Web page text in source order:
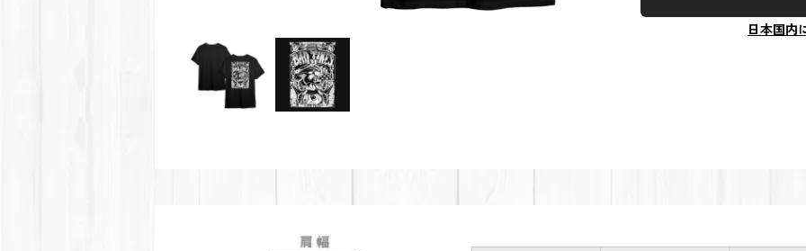
日本国内